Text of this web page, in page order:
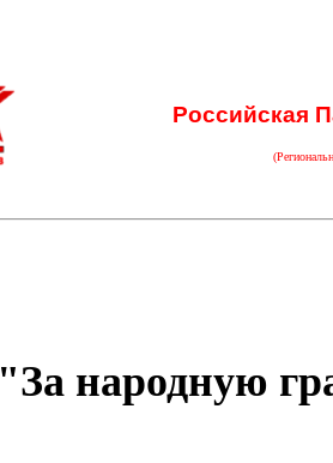
Российская
"За народную